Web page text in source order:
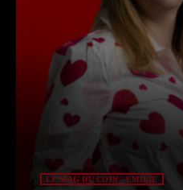
LE MAG DU COIN - EMILIE